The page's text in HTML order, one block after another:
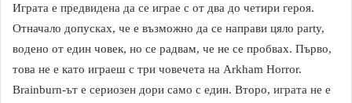
Играта е предвидена да се играе с от два до четири героя.
Отначало допусках, че е възможно да се направи цяло party,
водено от един човек, но се радвам, че не се пробвах. Първо,
това не е като играеш с три човечета на Arkham Horror.
Brainburn-ът е сериозен дори само с един. Второ, играта не е